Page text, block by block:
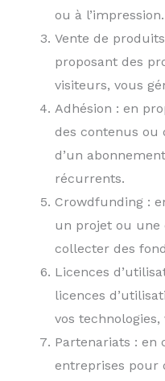
ou à l’impression.
Vente de
proposant des
visiteurs, vous
Adhésion : en
des contenus ou
d’un
récurrents.
Crowdfunding :
un projet ou une
collecter des
Licences
licences
vos
Partenariats : en
entreprises pour